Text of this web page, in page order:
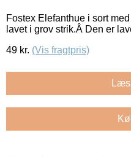
Fostex Elefanthue i sort
lavet i grov strik.Â Den er
49 kr. (Vis fragtpris)